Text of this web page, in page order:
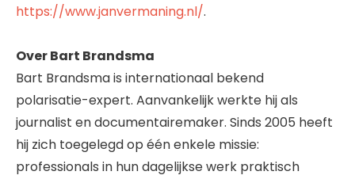
https://www.janvermaning.nl/.
Over Bart Brandsma
Bart Brandsma is internationaal bekend
polarisatie-expert. Aanvankelijk werkte hij als
journalist en documentairemaker. Sinds 2005 heeft
hij zich toegelegd op één enkele missie:
professionals in hun dagelijkse werk praktisch